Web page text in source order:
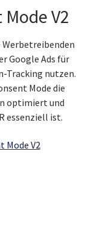
V2
Werbetreibenden
Google Ads für
Tracking nutzen.
Mode die
optimiert und
essenziell ist.
Mode V2